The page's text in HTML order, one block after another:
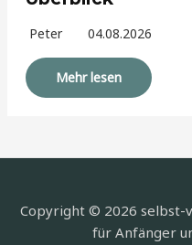
Peter 04.08.2026
Mehr lesen
Copyright © 2026 selbst-
für Anfänger